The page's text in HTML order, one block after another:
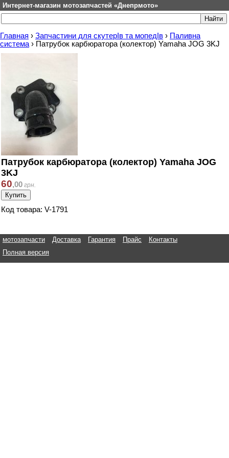
Интернет-магазин мотозапчастей «Днепрмото»
Главная › Запчастини для скутерІв та мопедІв › Паливна
система › Патрубок карбюратора (колектор) Yamaha JOG 3KJ
Патрубок карбюратора (колектор) Yamaha JOG
3KJ
60,00 грн.
Код товара: V-1791
мотозапчасти Доставка Гарантия Прайс
Контакты
Полная версия